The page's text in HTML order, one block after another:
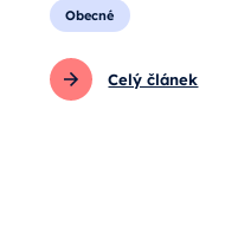
Obecné
Celý článek